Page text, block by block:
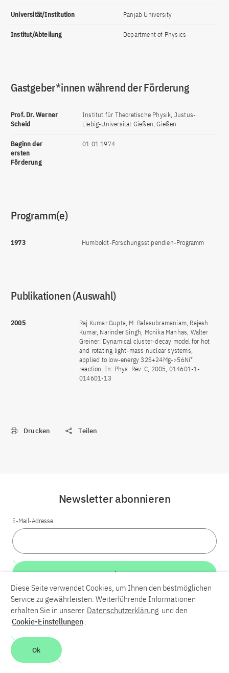
Universität/Institution Panjab University
Institut/Abteilung Department of Physics
Gastgeber*innen während der Förderung
Prof. Dr. Werner
Scheid
Institut für Theoretische Physik, Justus-
Liebig-Universität Gießen, Gießen
Beginn der
ersten
Förderung
01.01.1974
Programm(e)
1973 Humboldt-Forschungsstipendien-Programm
Publikationen (Auswahl)
2005
Raj Kumar Gupta, M. Balasubramaniam, Rajesh
Kumar, Narinder Singh, Monika Manhas, Walter
Greiner: Dynamical cluster-decay model for hot
and rotating light-mass nuclear systems,
applied to low-energy 32S+24Mg->56Ni*
reaction. In: Phys. Rev. C, 2005, 014601-1-
014601-13
Drucken Teilen
LinkedInBlueskyYouTube
Kontakt
Barrierefreiheit
Newsletter abonnieren
E-Mail-Adresse
Weiter
Diese Seite verwendet Cookies, um Ihnen den bestmöglichen
Service zu gewährleisten. Weiterführende Informationen
erhalten Sie in unserer Datenschutzerklärung und den
Cookie-Einstellungen.
Ok